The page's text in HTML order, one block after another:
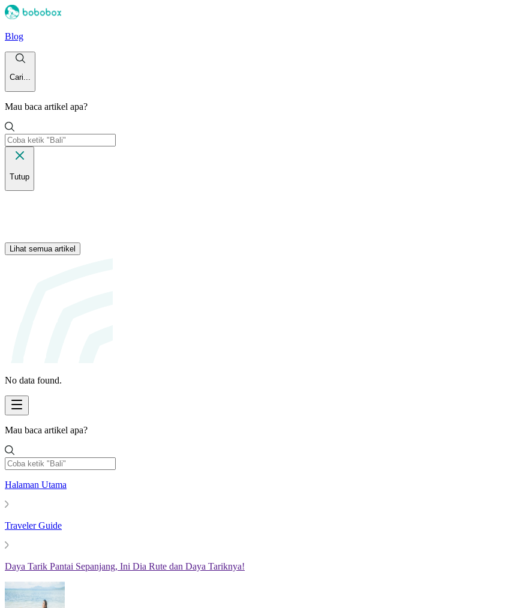
Blog
Cari...
Mau baca artikel apa?
Tutup
Lihat semua artikel
No data found.
Mau baca artikel apa?
Halaman Utama
Traveler Guide
Daya Tarik Pantai Sepanjang, Ini Dia Rute dan Daya Tariknya!